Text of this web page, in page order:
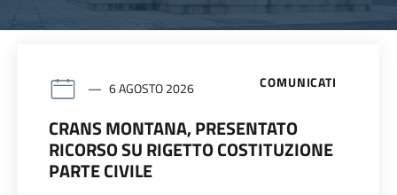
COMUNICATI
6 AGOSTO 2026
CRANS MONTANA, PRESENTATO
RICORSO SU RIGETTO COSTITUZIONE
PARTE CIVILE